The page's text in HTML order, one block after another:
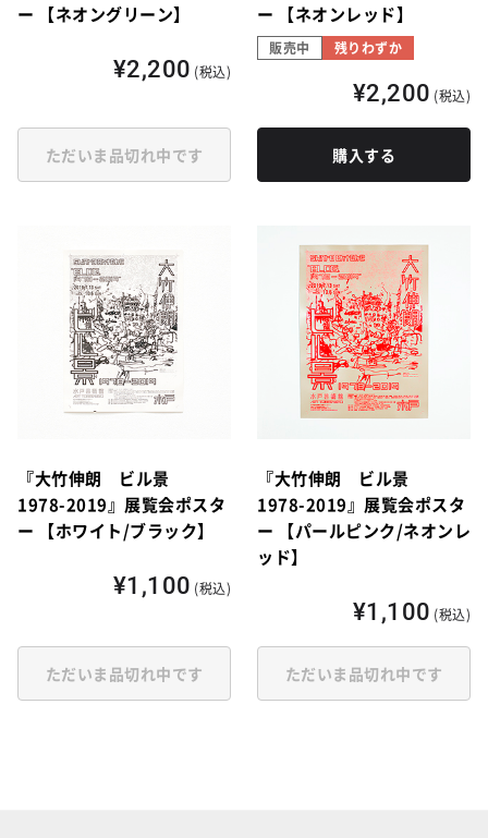
ー 【ネオングリーン】
¥2,200 (税込)
ただいま品切れ中です
ー 【ネオンレッド】
販売中 残りわずか
¥2,200 (税込)
購入する
『大竹伸朗 ビル景
1978-2019』展覧会ポスタ
ー 【ホワイト/ブラック】
¥1,100 (税込)
ただいま品切れ中です
『大竹伸朗 ビル景
1978-2019』展覧会ポスタ
ー 【パールピンク/ネオンレ
ッド】
¥1,100 (税込)
ただいま品切れ中です